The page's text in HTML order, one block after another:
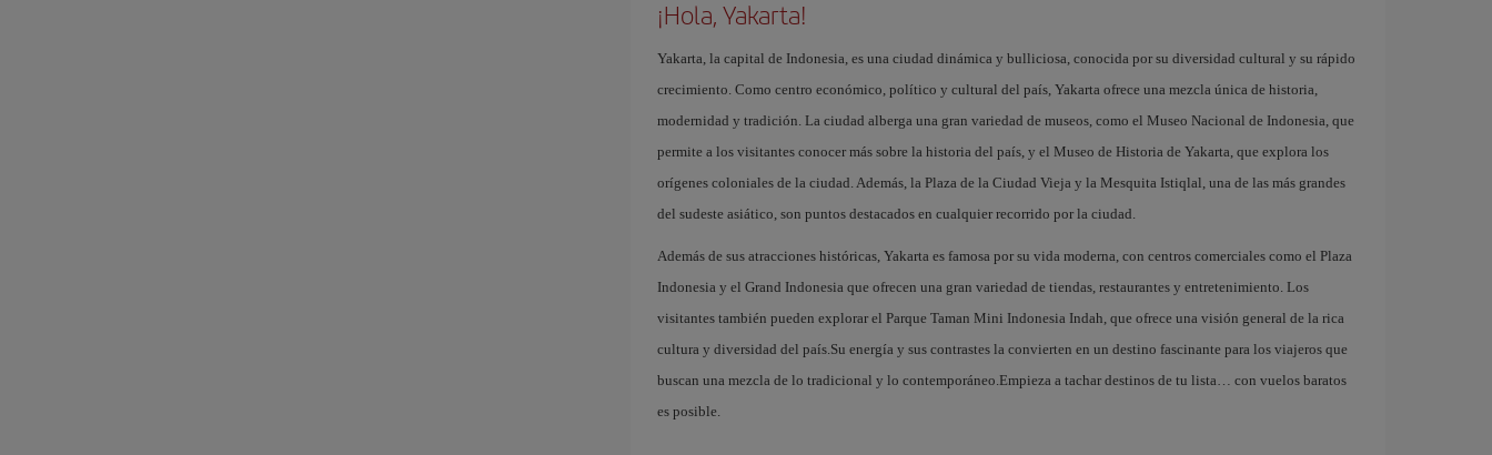
¡Hola, Yakarta!
Yakarta, la capital de Indonesia, es una ciudad dinámica y bulliciosa, conocida por su diversidad cultural y su rápido
crecimiento. Como centro económico, político y cultural del país, Yakarta ofrece una mezcla única de historia,
modernidad y tradición. La ciudad alberga una gran variedad de museos, como el Museo Nacional de Indonesia, que
permite a los visitantes conocer más sobre la historia del país, y el Museo de Historia de Yakarta, que explora los
orígenes coloniales de la ciudad. Además, la Plaza de la Ciudad Vieja y la Mesquita Istiqlal, una de las más grandes
del sudeste asiático, son puntos destacados en cualquier recorrido por la ciudad.
Además de sus atracciones históricas, Yakarta es famosa por su vida moderna, con centros comerciales como el Plaza
Indonesia y el Grand Indonesia que ofrecen una gran variedad de tiendas, restaurantes y entretenimiento. Los
visitantes también pueden explorar el Parque Taman Mini Indonesia Indah, que ofrece una visión general de la rica
cultura y diversidad del país.Su energía y sus contrastes la convierten en un destino fascinante para los viajeros que
buscan una mezcla de lo tradicional y lo contemporáneo.Empieza a tachar destinos de tu lista… con vuelos baratos
es posible.